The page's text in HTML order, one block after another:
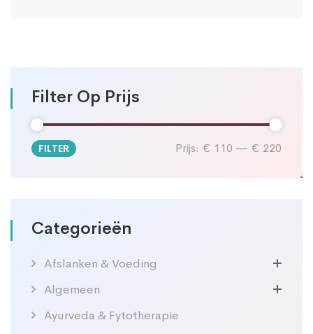
Filter Op Prijs
Min.
Max.
FILTER Prijs: € 110 — € 220
Categorieën
Afslanken & Voeding
Algemeen
Ayurveda & Fytotherapie